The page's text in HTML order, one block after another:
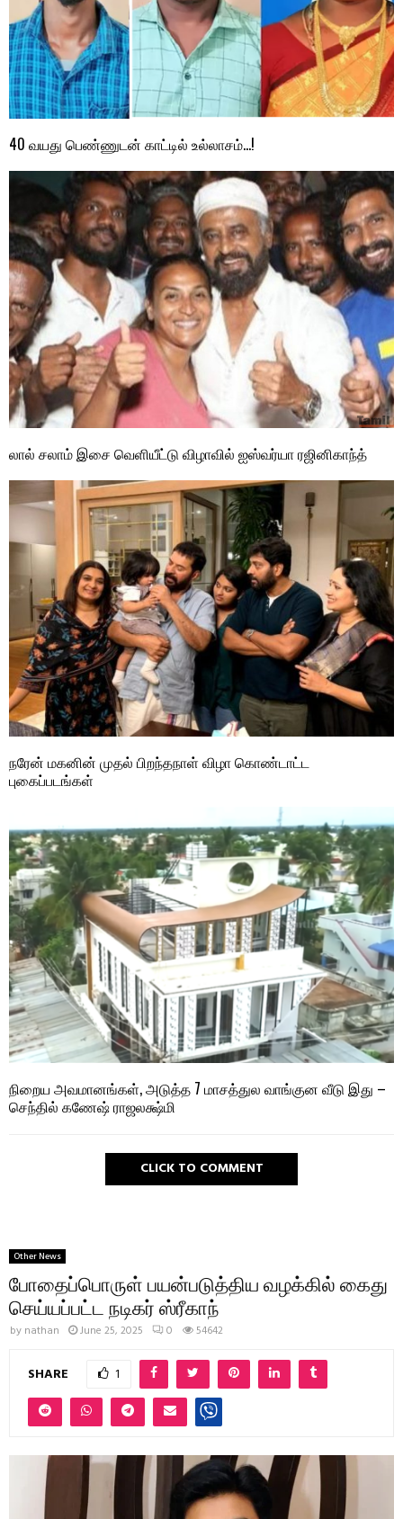
40 வயது பெண்ணுடன் காட்டில் உல்லாசம்…!
லால் சலாம் இசை வெளியீட்டு விழாவில் ஐஸ்வர்யா ரஜினிகாந்த்
நரேன் மகனின் முதல் பிறந்தநாள் விழா கொண்டாட்ட
புகைப்படங்கள்
நிறைய அவமானங்கள், அடுத்த 7 மாசத்துல வாங்குன வீடு இது –
செந்தில் கணேஷ் ராஜலக்ஷ்மி
CLICK TO COMMENT
Other News
போதைப்பொருள் பயன்படுத்திய வழக்கில் கைது
செய்யப்பட்ட நடிகர் ஸ்ரீகாந்
by nathan June 25, 2025 0 54642
SHARE 1